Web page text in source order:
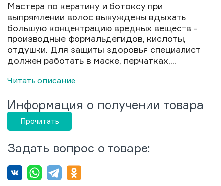
Мастера по кератину и ботоксу при
выпрямлении волос вынуждены вдыхать
большую концентрацию вредных веществ -
производные формальдегидов, кислоты,
отдушки. Для защиты здоровья специалист
должен работать в маске, перчатках,...
Читать описание
Информация о получении товара
Прочитать
Задать вопрос о товаре: